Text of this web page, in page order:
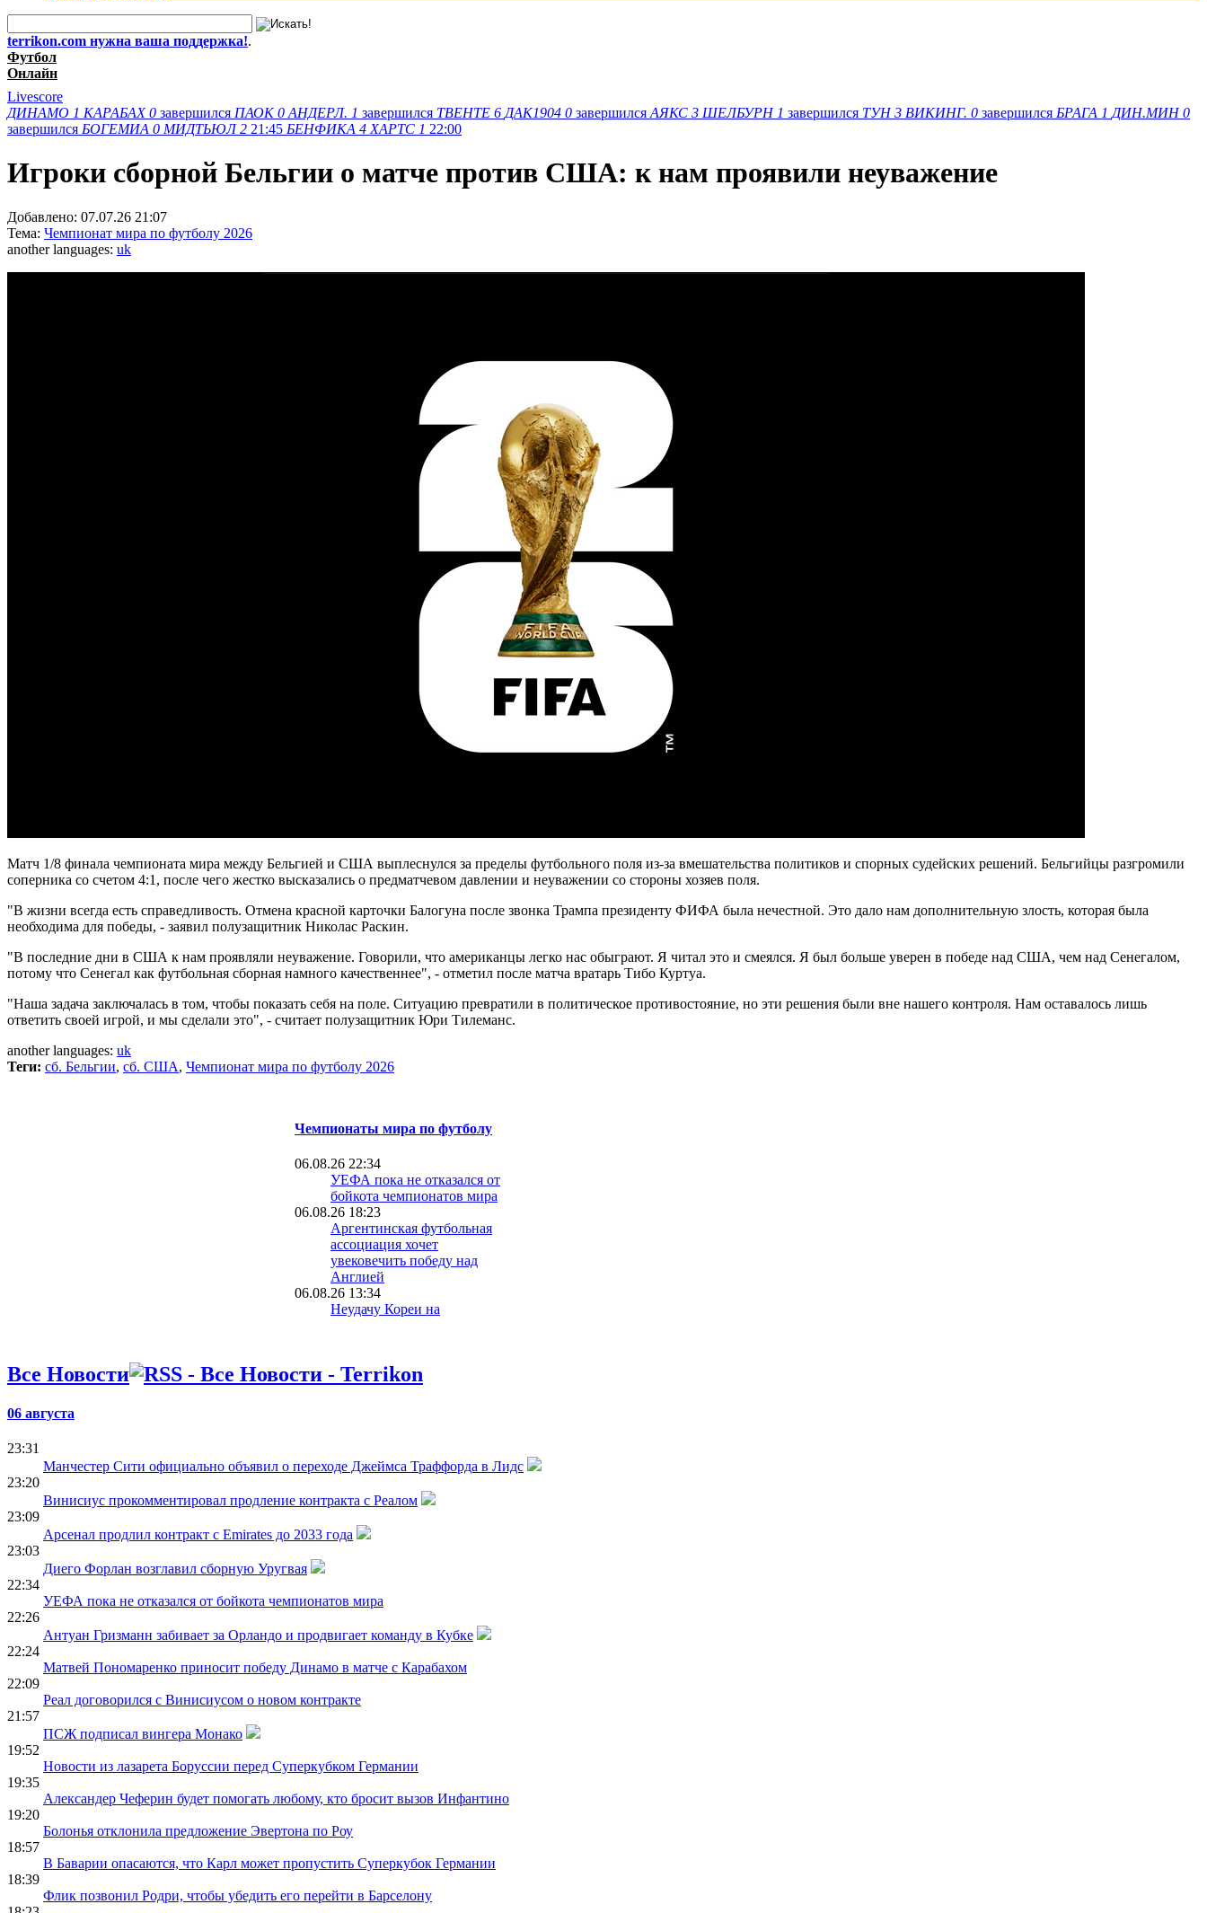
terrikon.com нужна ваша поддержка!.
Футбол
Онлайн
Livescore
ДИНАМО 1 КАРАБАХ 0 завершился ПАОК 0 АНДЕРЛ. 1 завершился ТВЕНТЕ 6 ДАК1904 0 завершился АЯКС 3 ШЕЛБУРН 1 завершился ТУН 3 ВИКИНГ. 0 завершился БРАГА 1 ДИН.МИН 0
завершился БОГЕМИА 0 МИДТЬЮЛ 2 21:45 БЕНФИКА 4 ХАРТС 1 22:00
Игроки сборной Бельгии о матче против США: к нам проявили неуважение
Добавлено: 07.07.26 21:07
Тема: Чемпионат мира по футболу 2026
another languages: uk
Матч 1/8 финала чемпионата мира между Бельгией и США выплеснулся за пределы футбольного поля из-за вмешательства политиков и спорных судейских решений. Бельгийцы разгромили
соперника со счетом 4:1, после чего жестко высказались о предматчевом давлении и неуважении со стороны хозяев поля.
"В жизни всегда есть справедливость. Отмена красной карточки Балогуна после звонка Трампа президенту ФИФА была нечестной. Это дало нам дополнительную злость, которая была
необходима для победы, - заявил полузащитник Николас Раскин.
"В последние дни в США к нам проявляли неуважение. Говорили, что американцы легко нас обыграют. Я читал это и смеялся. Я был больше уверен в победе над США, чем над Сенегалом,
потому что Сенегал как футбольная сборная намного качественнее", - отметил после матча вратарь Тибо Куртуа.
"Наша задача заключалась в том, чтобы показать себя на поле. Ситуацию превратили в политическое противостояние, но эти решения были вне нашего контроля. Нам оставалось лишь
ответить своей игрой, и мы сделали это", - считает полузащитник Юри Тилеманс.
another languages: uk
Теги: сб. Бельгии, сб. США, Чемпионат мира по футболу 2026
Чемпионаты мира по футболу
06.08.26 22:34
УЕФА пока не отказался от
бойкота чемпионатов мира
06.08.26 18:23
Аргентинская футбольная
ассоциация хочет
увековечить победу над
Англией
06.08.26 13:34
Неудачу Кореи на
06.08.26 09:39
Испания уже не хочет
ФИФА пошла в отказ: слухи
Марокко опровергнуты
Все Новости
06 августа
23:31
Манчестер Сити официально объявил о переходе Джеймса Траффорда в Лидс
23:20
Винисиус прокомментировал продление контракта с Реалом
23:09
Арсенал продлил контракт с Emirates до 2033 года
23:03
Диего Форлан возглавил сборную Уругвая
22:34
УЕФА пока не отказался от бойкота чемпионатов мира
22:26
Антуан Гризманн забивает за Орландо и продвигает команду в Кубке
22:24
Матвей Пономаренко приносит победу Динамо в матче с Карабахом
22:09
Реал договорился с Винисиусом о новом контракте
21:57
ПСЖ подписал вингера Монако
19:52
Новости из лазарета Боруссии перед Суперкубком Германии
19:35
Александер Чеферин будет помогать любому, кто бросит вызов Инфантино
19:20
Болонья отклонила предложение Эвертона по Роу
18:57
В Баварии опасаются, что Карл может пропустить Суперкубок Германии
18:39
Флик позвонил Родри, чтобы убедить его перейти в Барселону